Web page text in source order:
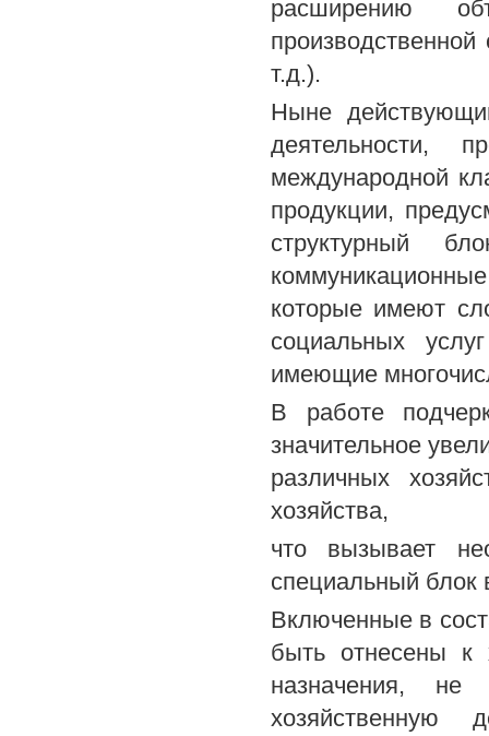
расширению
т.д.).
Ныне
деятельности,
международной
продукции,
структурный
которые имеют
социальных
имеющие
В работе
значительное
различных
хозяйства,
что вызывает
специальный блок
Включенные в
быть отнесены к
назначения, не
хозяйственную